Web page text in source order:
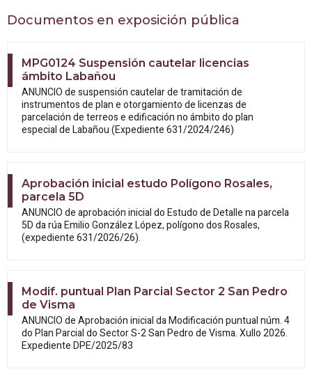
Documentos en exposición pública
MPG0124 Suspensión cautelar licencias
ámbito Labañou
ANUNCIO de suspensión cautelar de tramitación de
instrumentos de plan e otorgamiento de licenzas de
parcelación de terreos e edificación no ámbito do plan
especial de Labañou (Expediente 631/2024/246)
Aprobación inicial estudo Polígono Rosales,
parcela 5D
ANUNCIO de aprobación inicial do Estudode Detalle na parcela
5D da rúa Emilio González López, polígono dos Rosales,
(expediente 631/2026/26).
Modif. puntual Plan Parcial Sector 2 San Pedro
de Visma
ANUNCIO de Aprobación inicial daModificación puntual núm. 4
do Plan Parcial do Sector S-2 San Pedro de Visma. Xullo 2026.
Expediente DPE/2025/83